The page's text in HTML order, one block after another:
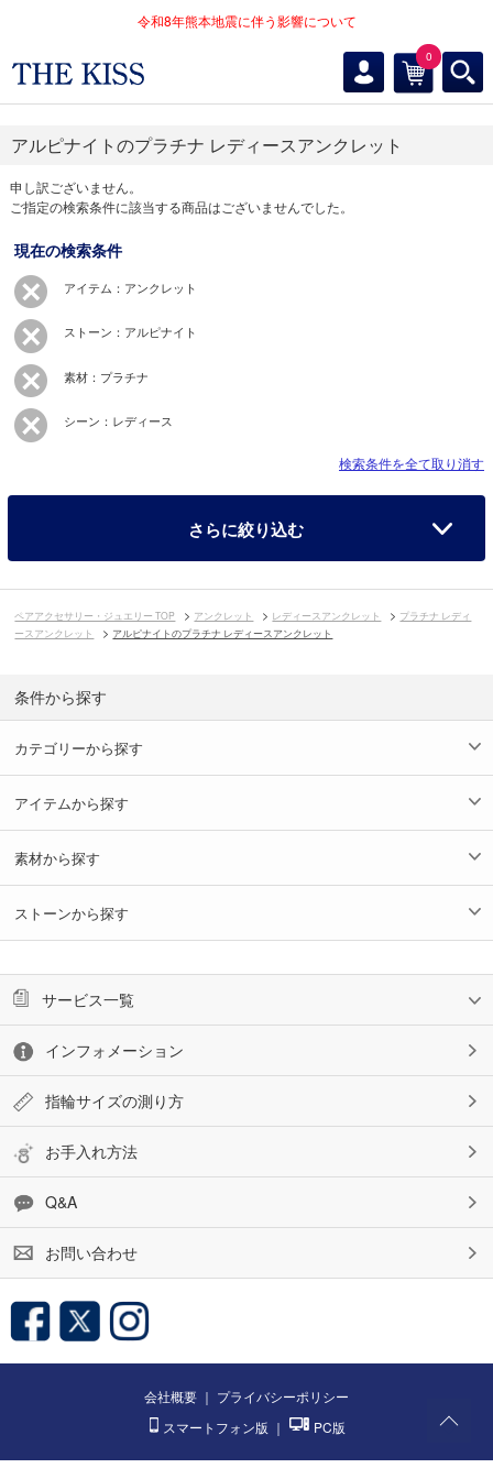
令和8年熊本地震に伴う影響について
0
アルピナイトのプラチナ レディースアンクレット
申し訳ございません。
ご指定の検索条件に該当する商品はございませんでした。
現在の検索条件
アイテム：アンクレット
ストーン：アルピナイト
素材：プラチナ
シーン：レディース
検索条件を全て取り消す
さらに絞り込む
ペアアクセサリー・ジュエリー TOP アンクレット レディースアンクレット
プラチナ レディ
ースアンクレット
アルピナイトのプラチナ レディースアンクレット
条件から探す
カテゴリーから探す
アイテムから探す
素材から探す
ストーンから探す
サービス一覧
インフォメーション
指輪サイズの測り方
お手入れ方法
Q&A
お問い合わせ
会社概要 ｜ プライバシーポリシー
スマートフォン版 ｜ PC版